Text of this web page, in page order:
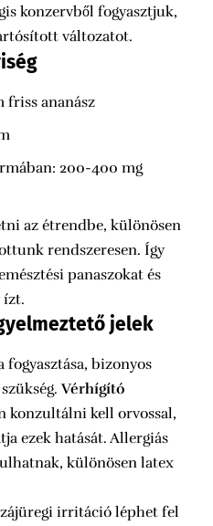
konzervből fogyasztjuk,
változatot.
friss ananász
200-400 mg
az étrendbe, különösen
rendszeresen. Így
panaszokat és
ízt.
jelek
fogyasztása, bizonyos
Vérhígító
konzultálni kell orvossal,
ezek hatását. Allergiás
különösen latex
irritáció léphet fel